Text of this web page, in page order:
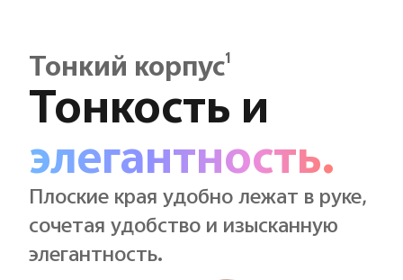
Тонкий корпус1
Тонкость и
элегантность.
Плоские края удобно лежат в руке,
сочетая удобство и изысканную
элегантность.